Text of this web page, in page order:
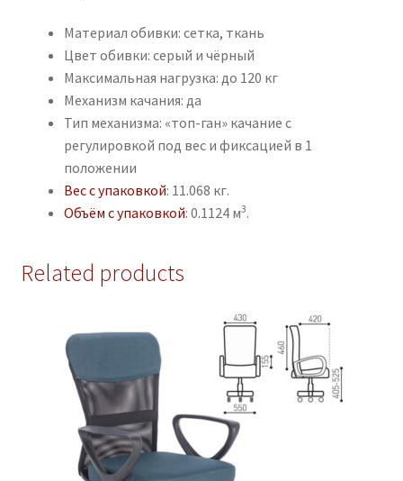
Материал обивки: сетка, ткань
Цвет обивки: серый и чёрный
Максимальная нагрузка: до 120 кг
Механизм качания: да
Тип механизма: «топ-ган» качание с
регулировкой под вес и фиксацией в 1
положении
Вес с упаковкой: 11.068 кг.
Объём с упаковкой: 0.1124 м3.
Related products